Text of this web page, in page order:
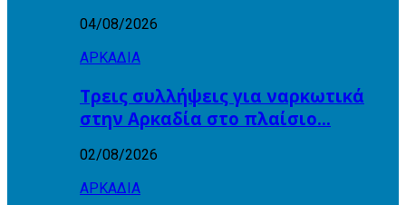
04/08/2026
ΑΡΚΑΔΙΑ
Τρεις συλλήψεις για ναρκωτικά
στην Αρκαδία στο πλαίσιο…
02/08/2026
ΑΡΚΑΔΙΑ